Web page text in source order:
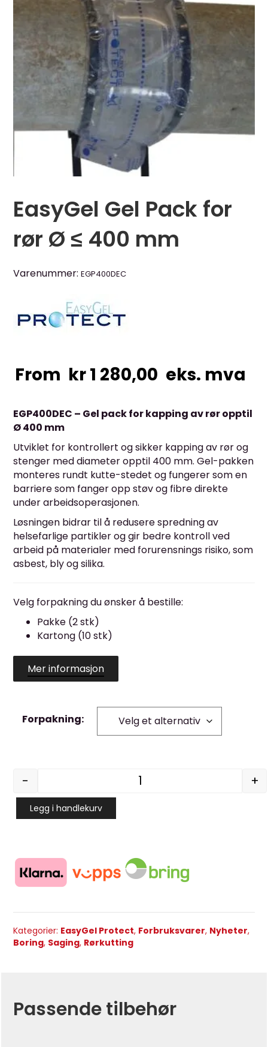
EasyGel Gel Pack for
rør Ø ≤ 400 mm
Varenummer: EGP400DEC
From kr1 280,00 eks. mva
EGP400DEC – Gel pack for kapping av rør opptil
Ø 400 mm
Utviklet for kontrollert og sikker kapping av rør og
stenger med diameter opptil 400 mm. Gel-pakken
monteres rundt kutte-stedet og fungerer som en
barriere som fanger opp støv og fibre direkte
under arbeidsoperasjonen.
Løsningen bidrar til å redusere spredning av
helsefarlige partikler og gir bedre kontroll ved
arbeid på materialer med forurensnings risiko, som
asbest, bly og silika.
Velg forpakning du ønsker å bestille:
Pakke (2 stk)
Kartong (10 stk)
Mer informasjon
Forpakning:
EasyGel Gel Pack for rør
- +
Legg i handlekurv
Kategorier: EasyGel Protect, Forbruksvarer, Nyheter,
Boring, Saging, Rørkutting
Passende tilbehør